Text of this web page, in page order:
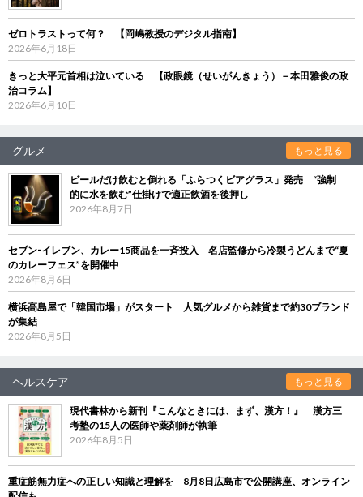
ゼロトラストって何？ 【岡嶋教授のデジタル指南】
2026年6月18日
きっと大平元首相は泣いている 【政眼鏡（せいがんきょう）－本田雅俊の政
治コラム】
2026年6月10日
グルメ もっと見る
ビールだけ飲むと倒れる「ふらつくビアグラス」発売 “強制
的に水を飲む”仕掛けで適正飲酒を後押し
2026年8月7日
セブン‐イレブン、カレー15商品を一斉投入 名店監修から冷製うどんまで“夏
のカレーフェス”を開催中
2026年8月6日
横浜高島屋で「韓国市場」がスタート 人気グルメから雑貨まで約30ブランド
が集結
2026年8月5日
ヘルスケア もっと見る
現代書林から新刊『こんなときには、まず、漢方！』 漢方三
考塾の15人の医師や薬剤師が執筆
2026年8月5日
重症筋無力症への正しい知識と理解を 8月8日広島市で公開講座、オンライン